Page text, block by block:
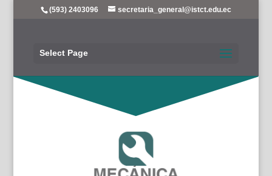
(593) 2403096 secretaria_general@istct.edu.ec
Select Page